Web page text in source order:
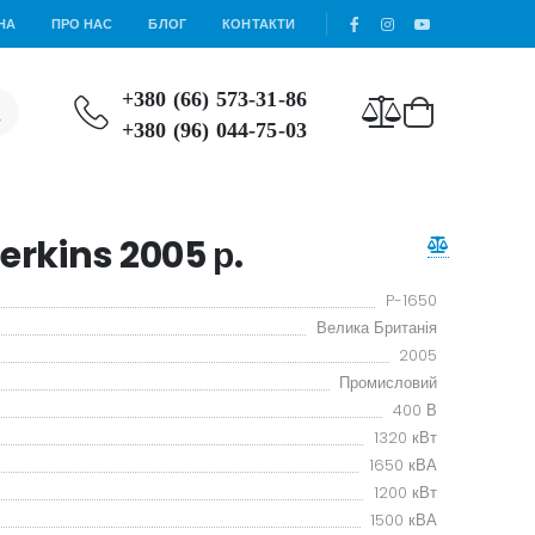
ПРО НАС БЛОГ КОНТАКТИ
+380 (66) 573-31-86
+380 (96) 044-75-03
2005 р.
P-1650
Велика Британія
2005
Промисловий
400 В
1320 кВт
1650 кВА
1200 кВт
1500 кВА